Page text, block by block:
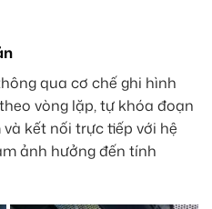
qua cơ chế ghi hình
vòng lặp, tự khóa đoạn
kết nối trực tiếp với hệ
ảnh hưởng đến tính